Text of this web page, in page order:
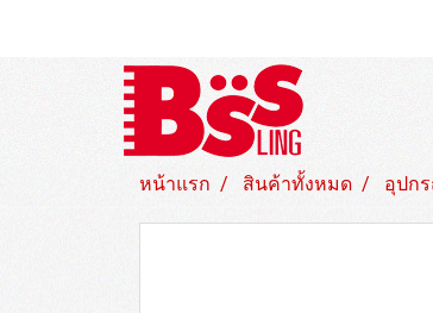
หน้าแรก สินค้าทั้งหมด อุปก